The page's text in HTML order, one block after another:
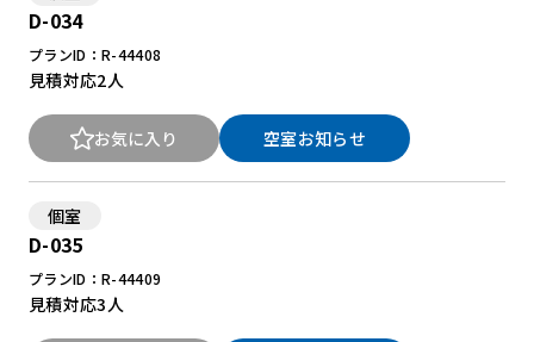
D-034
プランID：R-44408
見積対応2人
お気に入り 空室お知らせ
個室
D-035
プランID：R-44409
見積対応3人